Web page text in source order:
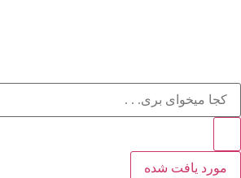
مورد یافت شده